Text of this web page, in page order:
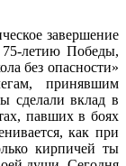
завершение
летию Победы,
без опасности»
принявшим
сделали вклад в
павших в боях
как при
кирпичей ты